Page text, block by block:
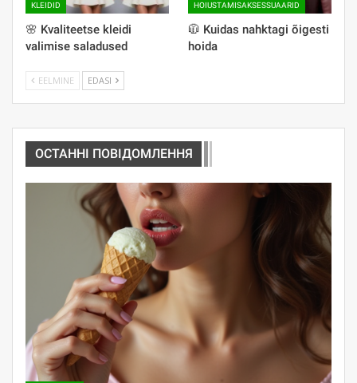
KLEIDID
🌸 Kvaliteetse kleidi
valimise saladused
HOIUSTAMISAKSESSUAARID
🧥 Kuidas nahktagi õigesti
hoida
EELMINE EDASI
ОСТАННІ ПОВІДОМЛЕННЯ